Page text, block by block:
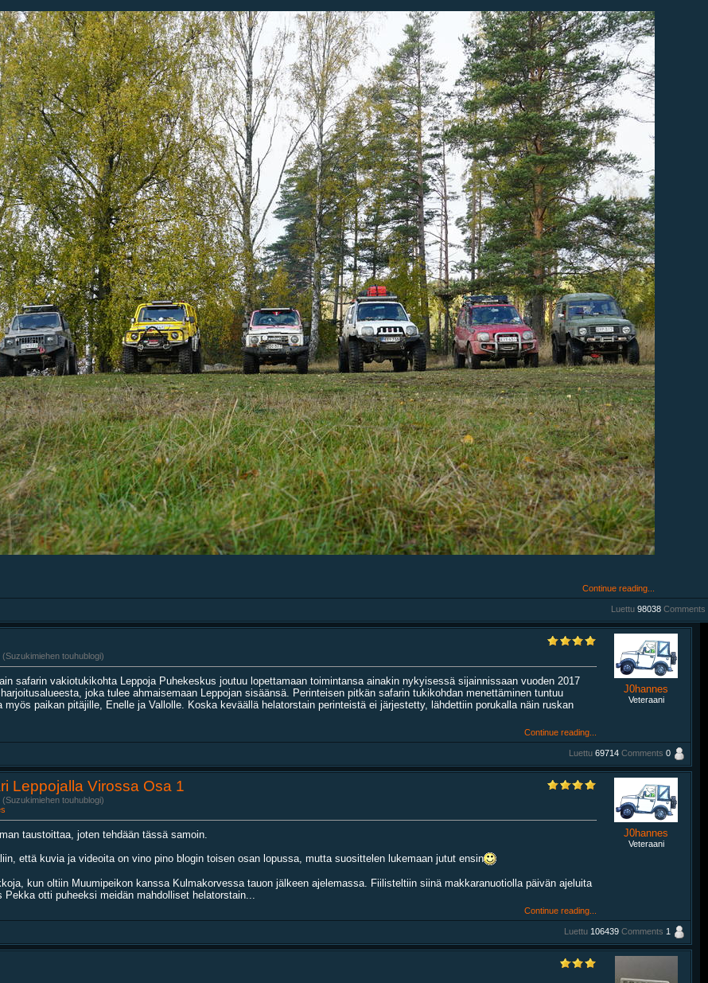
Continue reading...
Luettu 98038 Comments
(Suzukimiehen touhublogi)
safarin vakiotukikohta Leppoja Puhekeskus joutuu lopettamaan toimintansa ainakin nykyisessä sijainnissaan vuoden 2017
joka tulee ahmaisemaan Leppojan sisäänsä. Perinteisen pitkän safarin tukikohdan menettäminen tuntuu
paikan pitäjille, Enelle ja Vallolle. Koska keväällä helatorstain perinteistä ei järjestetty, lähdettiin porukalla näin ruskan
Continue reading...
J0hannes
Veteraani
Luettu 69714 Comments 0
Leppojalla Virossa Osa 1
(Suzukimiehen touhublogi)
taustoittaa, joten tehdään tässä samoin.
että kuvia ja videoita on vino pino blogin toisen osan lopussa, mutta suosittelen lukemaan jutut ensin
kun oltiin Muumipeikon kanssa Kulmakorvessa tauon jälkeen ajelemassa. Fiilisteltiin siinä makkaranuotiolla päivän ajeluita
otti puheeksi meidän mahdolliset helatorstain...
Continue reading...
J0hannes
Veteraani
Luettu 106439 Comments 1